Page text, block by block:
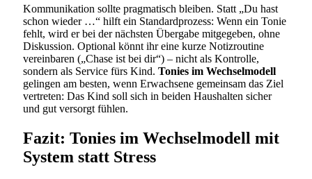
Kommunikation sollte pragmatisch bleiben. Statt „Du hast
schon wieder …“ hilft ein Standardprozess: Wenn ein Tonie
fehlt, wird er bei der nächsten Übergabe mitgegeben, ohne
Diskussion. Optional könnt ihr eine kurze Notizroutine
vereinbaren („Chase ist bei dir“) – nicht als Kontrolle,
sondern als Service fürs Kind. Tonies im Wechselmodell
gelingen am besten, wenn Erwachsene gemeinsam das Ziel
vertreten: Das Kind soll sich in beiden Haushalten sicher
und gut versorgt fühlen.
Fazit: Tonies im Wechselmodell mit
System statt Stress